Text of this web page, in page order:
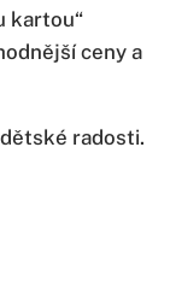
kartou“
ceny a
radosti.